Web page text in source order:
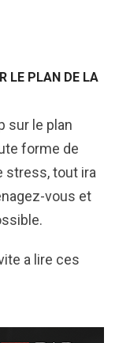
LE PLAN DE LA
sur le plan
forme de
stress, tout ira
vous et
a lire ces